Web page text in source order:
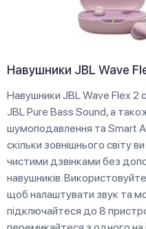
Навушники JBL Wave
Навушники JBL Wave Flex
JBL Pure Bass Sound, а
шумоподавлення та Smart
скільки зовнішнього світу
чистими дзвінками без
навушників.
щоб налаштувати звук та
підключайтеся до 8